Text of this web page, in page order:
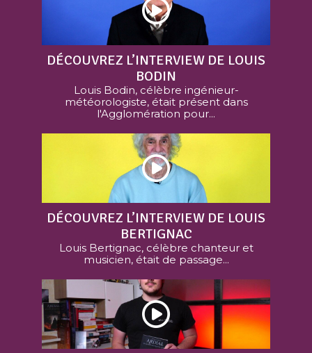
DÉCOUVREZ L’INTERVIEW DE LOUIS
BODIN
Louis Bodin, célèbre ingénieur-
météorologiste, était présent dans
l'Agglomération pour...
DÉCOUVREZ L’INTERVIEW DE LOUIS
BERTIGNAC
Louis Bertignac, célèbre chanteur et
musicien, était de passage...